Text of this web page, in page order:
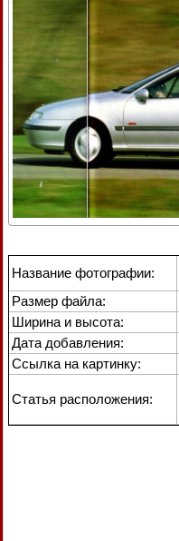
Название фотографии:
Размер файла:
Ширина и высота:
Дата добавления:
Ссылка на картинку:
Статья расположения: